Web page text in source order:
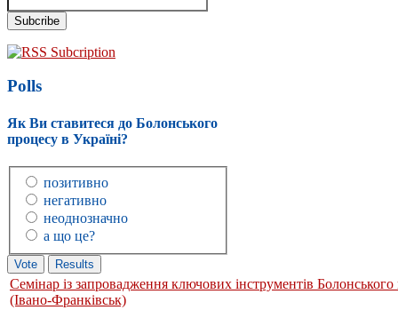
RSS Subcription
Polls
Як Ви ставитеся до Болонського
процесу в Україні?
позитивно
негативно
неоднозначно
а що це?
Семінар із запровадження ключових інструментів
(Івано-Франківськ)